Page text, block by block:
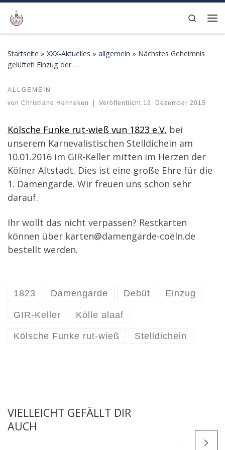
Zum Inhalt springen
Search
Startseite » XXX-Aktuelles » allgemein » Nächstes Geheimnis
gelüftet! Einzug der…
ALLGEMEIN
von Christiane Henneken Veröffentlicht 12. Dezember 2015
Kölsche Funke rut-wieß vun 1823 e.V. bei
unserem Karnevalistischen Stelldichein am
10.01.2016 im GIR-Keller mitten im Herzen der
Kölner Altstadt. Dies ist eine große Ehre für die
1. Damengarde. Wir freuen uns schon sehr
darauf.
Ihr wollt das nicht verpassen? Restkarten
können über karten@damengarde-coeln.de
bestellt werden.
1823 Damengarde Debüt Einzug
GIR-Keller Kölle alaaf
Kölsche Funke rut-wieß Stelldichein
VIELLEICHT GEFÄLLT DIR
AUCH